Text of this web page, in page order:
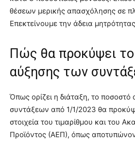
θέσεων μερικής απασχόλησης σε
Επεκτείνουμε την άδεια
Πώς θα προκύψει
αύξησης των
Όπως ορίζει η διάταξη, το
συντάξεων από 1/1/2023 θα
στοιχεία του τιμαρίθμου και του
Προϊόντος (ΑΕΠ), όπως